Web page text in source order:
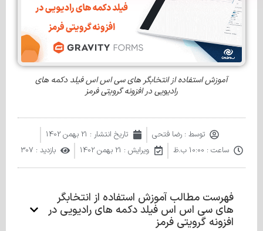
آموزش استفاده از انتخابگر های سی اس اس فیلد دکمه‌ های
رادیویی در افزونه گرویتی فرمز
توسط : رضا فتحی تاریخ انتشار : 21 بهمن 1402
ساعت : 10:00 ب.ظ ویرایش : 21 بهمن 1402 بازدید : 307
فهرست مطالب آموزش استفاده از انتخابگر
های سی اس اس فیلد دکمه‌ های رادیویی در
افزونه گرویتی فرمز